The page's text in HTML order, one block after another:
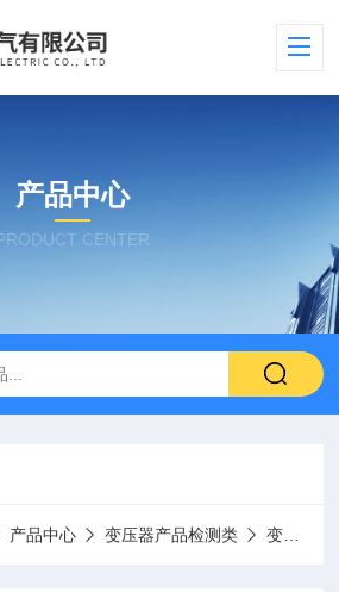
产品中心
CENTER
产品中心 变压器产品检测类 变比测试仪